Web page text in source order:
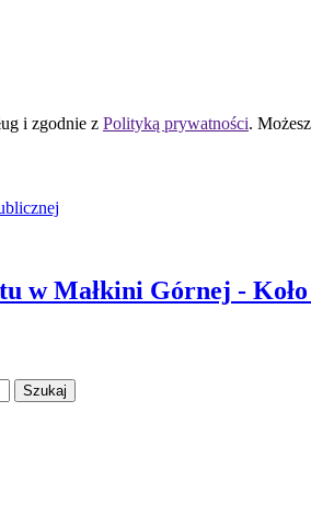
i zgodnie z Polityką prywatności.
w Małkini Górnej -
Szukaj